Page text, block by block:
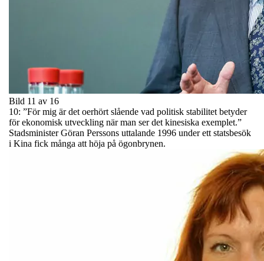
Bild 11 av 16
10: ”För mig är det oerhört slående vad politisk stabilitet betyder
för ekonomisk utveckling när man ser det kinesiska exemplet.”
Stadsminister Göran Perssons uttalande 1996 under ett statsbesök
i Kina fick många att höja på ögonbrynen.